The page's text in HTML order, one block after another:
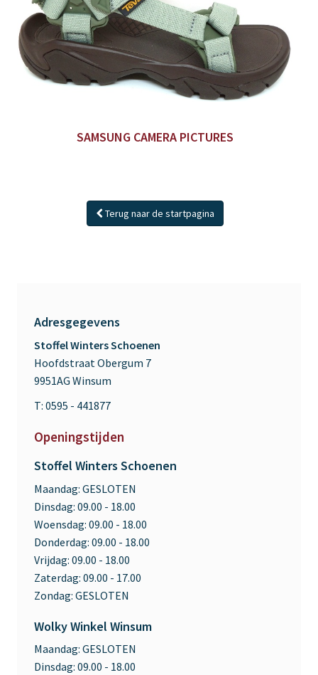
SAMSUNG CAMERA PICTURES
Terug naar de startpagina
Adresgegevens
Stoffel Winters Schoenen
Hoofdstraat Obergum 7
9951AG Winsum
T: 0595 - 441877
Openingstijden
Stoffel Winters Schoenen
Maandag: GESLOTEN
Dinsdag: 09.00 - 18.00
Woensdag: 09.00 - 18.00
Donderdag: 09.00 - 18.00
Vrijdag: 09.00 - 18.00
Zaterdag: 09.00 - 17.00
Zondag: GESLOTEN
Wolky Winkel Winsum
Maandag: GESLOTEN
Dinsdag: 09.00 - 18.00